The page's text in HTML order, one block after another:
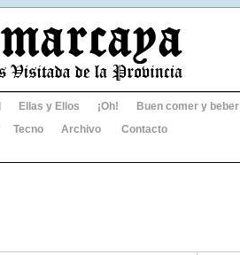
Ellas y Ellos ¡Oh!
Buen comer y beber
Tecno Archivo
Contacto